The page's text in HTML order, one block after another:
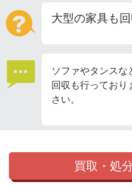
大型の家具も
ソファやタンスな
回収も行っており
さい。
買取・処